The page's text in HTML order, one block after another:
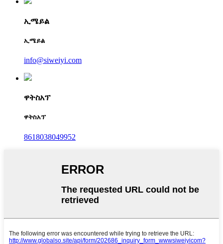
ኢሜይል
ኢሜይል
info@siweiyi.com
ዋትስአፕ
ዋትስአፕ
8618038049952